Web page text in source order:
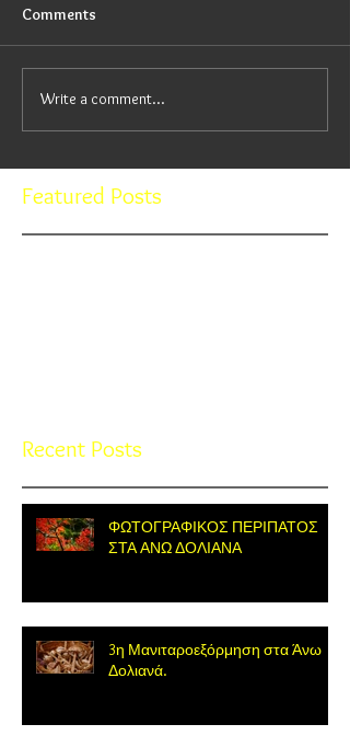
Comments
Write a comment...
Featured Posts
Recent Posts
ΦΩΤΟΓΡΑΦΙΚΟΣ ΠΕΡΙΠΑΤΟΣ
ΣΤΑ ΑΝΩ ΔΟΛΙΑΝΑ
3η Μανιταροεξόρμηση στα Άνω
Δολιανά.